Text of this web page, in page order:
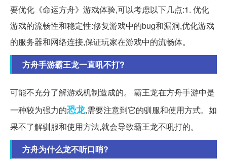
要优化《命运方舟》游戏体验,可以考虑以下几点:1. 优化
游戏的流畅性和稳定性:修复游戏中的bug和漏洞,优化游戏
的服务器和网络连接,保证玩家在游戏中的流畅体。
方舟手游霸王龙一直吼不打?
可能不充分了解游戏机制造成的。 霸王龙在方舟手游中是
一种较为强力的恐龙,需要注意到它的驯服和使用方式。如
果不了解驯服和使用方法,就会导致霸王龙不吼打的。
方舟为什么龙不听口哨?